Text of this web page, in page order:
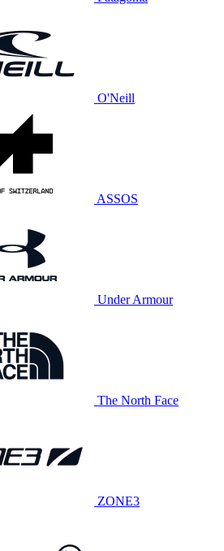
O'Neill
ASSOS
Under Armour
The North Face
ZONE3